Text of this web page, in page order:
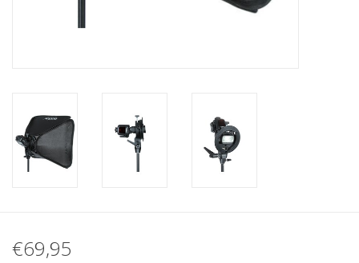
€69,95